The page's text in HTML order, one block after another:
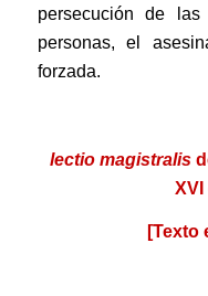
persecución de
personas, el
forzada.
lectio magistralis
[Texto